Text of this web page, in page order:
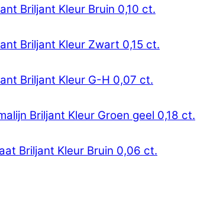
Briljant Kleur Bruin 0,10 ct.
Briljant Kleur Zwart 0,15 ct.
Briljant Kleur G-H 0,07 ct.
Briljant Kleur Groen geel 0,18 ct.
Briljant Kleur Bruin 0,06 ct.